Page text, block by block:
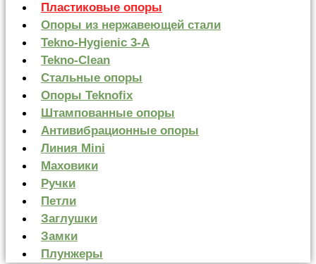
Пластиковые опоры
Опоры из нержавеющей стали
Tekno-Hygienic 3-А
Tekno-Clean
Стальные опоры
Опоры Teknofix
Штампованные опоры
Антивибрационные опоры
Линия Mini
Маховики
Ручки
Петли
Заглушки
Замки
Плунжеры